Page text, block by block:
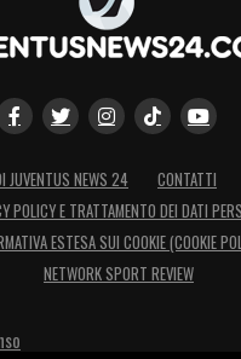
JUVENTUS NEWS 24 CONTATTI
POLICY E TRATTAMENTO DEI DATI
ESTESA SUI COOKIE (COOKIE
NETWORK SPORT REVIEW